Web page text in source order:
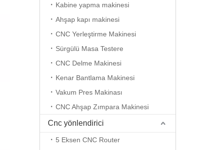
Kabine yapma makinesi
Ahşap kapı makinesi
CNC Yerleştirme Makinesi
Sürgülü Masa Testere
CNC Delme Makinesi
Kenar Bantlama Makinesi
Vakum Pres Makinası
CNC Ahşap Zımpara Makinesi
Cnc yönlendirici
5 Eksen CNC Router